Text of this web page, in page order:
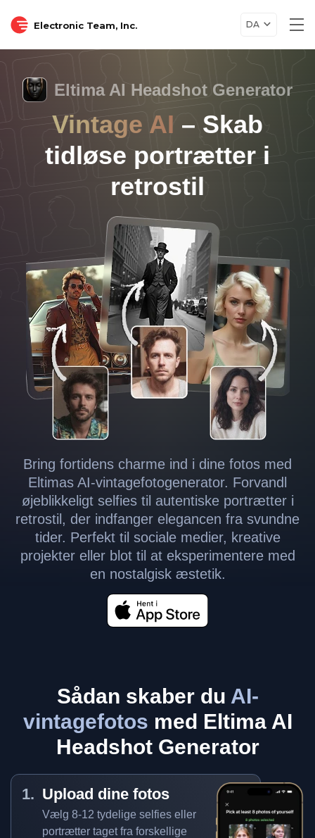
Electronic Team, Inc. DA
Eltima AI Headshot Generator
Vintage AI – Skab
tidløse portrætter i
retrostil
Bring fortidens charme ind i dine fotos med
Eltimas AI-vintagefotogenerator. Forvandl
øjeblikkeligt selfies til autentiske portrætter i
retrostil, der indfanger elegancen fra svundne
tider. Perfekt til sociale medier, kreative
projekter eller blot til at eksperimentere med
en nostalgisk æstetik.
Sådan skaber du AI-
vintagefotos med Eltima AI
Headshot Generator
Upload dine fotos
Vælg 8-12 tydelige selfies eller
portrætter taget fra forskellige